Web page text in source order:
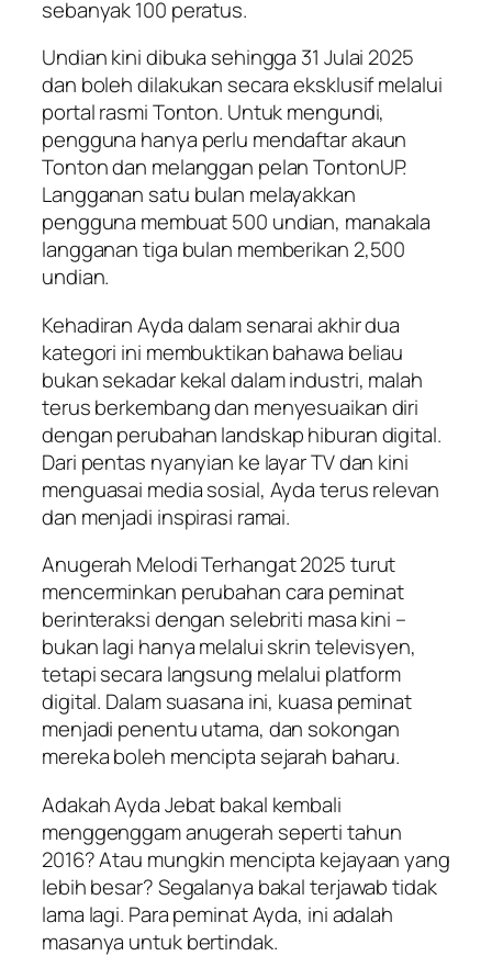
sebanyak 100 peratus.
Undian kini dibuka sehingga 31 Julai 2025
dan boleh dilakukan secara eksklusif melalui
portal rasmi Tonton. Untuk mengundi,
pengguna hanya perlu mendaftar akaun
Tonton dan melanggan pelan TontonUP.
Langganan satu bulan melayakkan
pengguna membuat 500 undian, manakala
langganan tiga bulan memberikan 2,500
undian.
Kehadiran Ayda dalam senarai akhir dua
kategori ini membuktikan bahawa beliau
bukan sekadar kekal dalam industri, malah
terus berkembang dan menyesuaikan diri
dengan perubahan landskap hiburan digital.
Dari pentas nyanyian ke layar TV dan kini
menguasai media sosial, Ayda terus relevan
dan menjadi inspirasi ramai.
Anugerah Melodi Terhangat 2025 turut
mencerminkan perubahan cara peminat
berinteraksi dengan selebriti masa kini –
bukan lagi hanya melalui skrin televisyen,
tetapi secara langsung melalui platform
digital. Dalam suasana ini, kuasa peminat
menjadi penentu utama, dan sokongan
mereka boleh mencipta sejarah baharu.
Adakah Ayda Jebat bakal kembali
menggenggam anugerah seperti tahun
2016? Atau mungkin mencipta kejayaan yang
lebih besar? Segalanya bakal terjawab tidak
lama lagi. Para peminat Ayda, ini adalah
masanya untuk bertindak.